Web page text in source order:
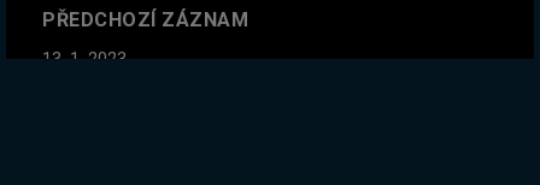
PŘEDCHOZÍ ZÁZNAM
13. 1. 2023